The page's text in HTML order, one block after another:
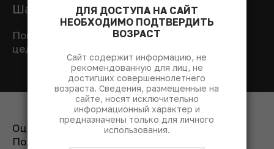
Шаг 4: Украшаем коктейль
Поместить свернутую в спираль лимонную
цедру на край бокала.
Оценить рецепт:
Поделиться:
ДЛЯ ДОСТУПА НА САЙТ
НЕОБХОДИМО ПОДТВЕРДИТЬ
ВОЗРАСТ
Сайт содержит информацию, не
рекомендованную для лиц, не
достигших совершеннолетнего
возраста. Сведения, размещенные на
сайте, носят исключительно
информационный характер и
предназначены только для личного
использования.